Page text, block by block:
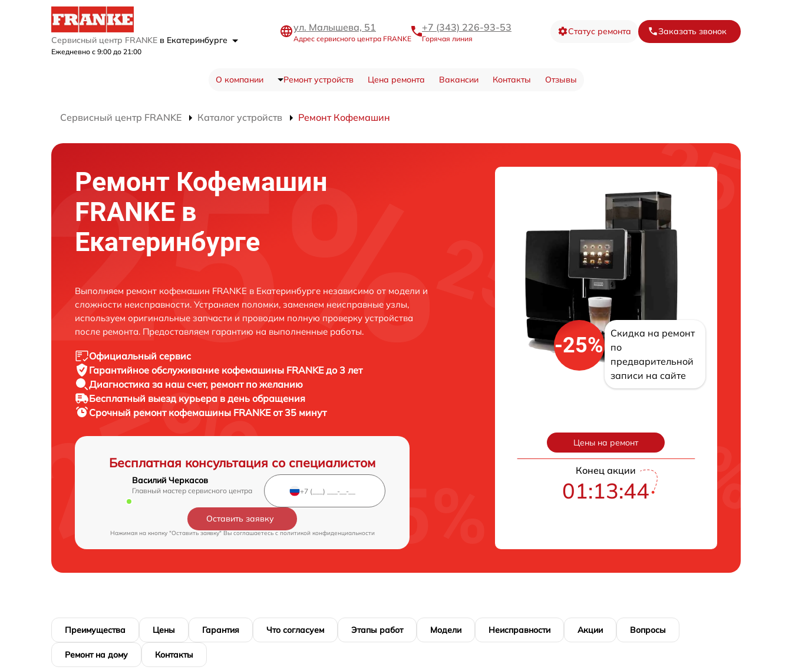
Сервисный центр FRANKE в Екатеринбурге
Ежедневно с 9:00 до 21:00
ул. Малышева, 51
Адрес сервисного центра FRANKE
+7 (343) 226-93-53
Горячая линия
Статус ремонта Заказать звонок
О компании Ремонт устройств Цена ремонта Вакансии Контакты Отзывы
Сервисный центр FRANKE Каталог устройств Ремонт Кофемашин
Ремонт Кофемашин
FRANKE в
Екатеринбурге
Выполняем ремонт кофемашин FRANKE в Екатеринбурге независимо от модели и
сложности неисправности. Устраняем поломки, заменяем неисправные узлы,
используем оригинальные запчасти и проводим полную проверку устройства
после ремонта. Предоставляем гарантию на выполненные работы.
Официальный сервис
Гарантийное обслуживание кофемашины FRANKE до 3 лет
Диагностика за наш счет, ремонт по желанию
Бесплатный выезд курьера в день обращения
Срочный ремонт кофемашины FRANKE от 35 минут
Бесплатная консультация со специалистом
Василий Черкасов
Главный мастер сервисного центра
Оставить заявку
Нажимая на кнопку "Оставить заявку" Вы соглашаетесь cполитикой конфиденциальности
-25%
Скидка на ремонт
по
предварительной
записи на сайте
Цены на ремонт
Конец акции
01:13:43
Преимущества Цены Гарантия Что согласуем Этапы работ Модели Неисправности Акции Вопросы
Ремонт на дому Контакты